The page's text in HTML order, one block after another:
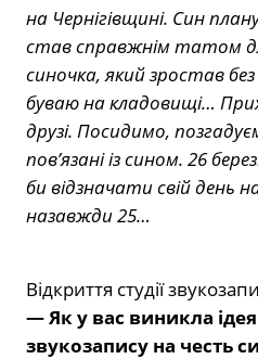
на Чернігівщині. Син
став справжнім татом
синочка, який зростав
буваю на кладовищі…
друзі. Посидимо,
пов’язані із сином. 26
би відзначати свій день
назавжди 25…
Відкриття студії
— Як у вас виникла
звукозапису на честь